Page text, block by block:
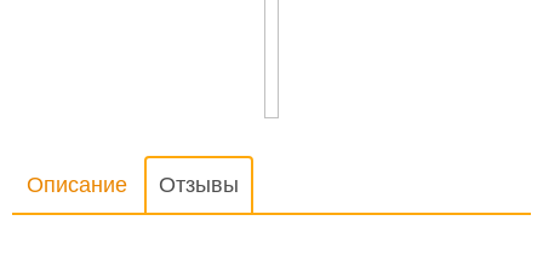
Описание Отзывы